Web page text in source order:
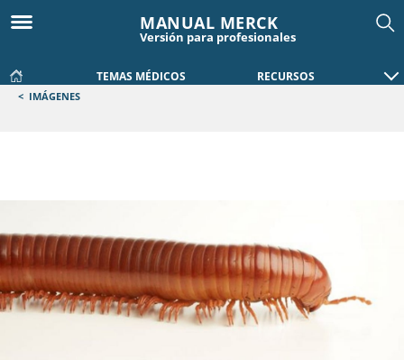
MANUAL MERCK
Versión para profesionales
TEMAS MÉDICOS RECURSOS
< IMÁGENES